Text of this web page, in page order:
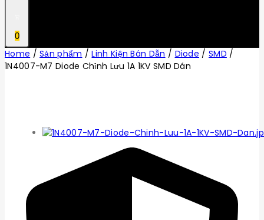
0
Home / Sản phẩm / Linh Kiện Bán Dẫn / Diode / SMD /
1N4007-M7 Diode Chỉnh Lưu 1A 1KV SMD Dán